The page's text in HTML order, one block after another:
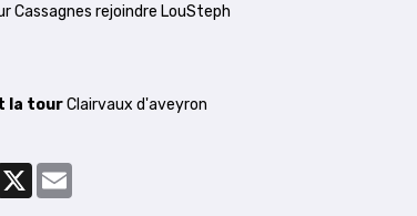
Cassagnes rejoindre LouSteph
la tourClairvaux d'aveyron
X